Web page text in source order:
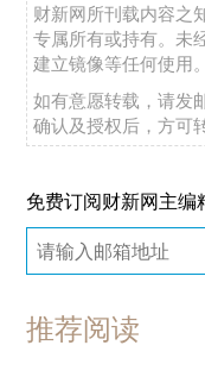
财新网所刊载内容之
专属所有或持有。未
建立镜像等任何使用。
如有意愿转载，请发
确认及授权后，方可
免费订阅财新网主编
推荐阅读